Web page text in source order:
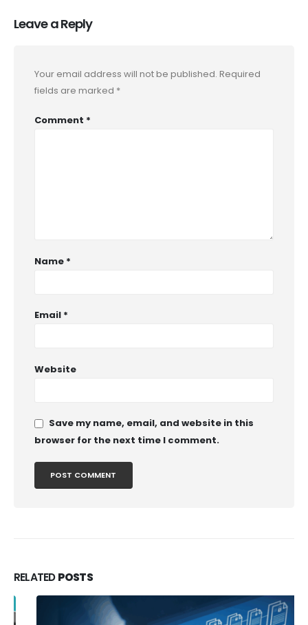
Leave a Reply
Your email address will not be published. Required
fields are marked *
Comment *
Name *
Email *
Website
Save my name, email, and website in this
browser for the next time I comment.
RELATEDPOSTS